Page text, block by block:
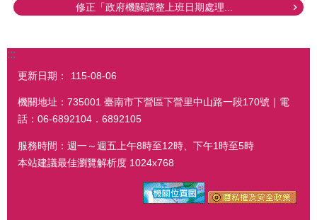
修正「政府機關調整上班日期處理...
:::
更新日期： 115-08-06
機關地址：735001 臺南市下營區下營里中山路一段170號｜電
話：06-6892104．6892105
服務時間：週一～週五上午8時至12時、下午1時至5時
本站建議最佳瀏覽解析度 1024x768